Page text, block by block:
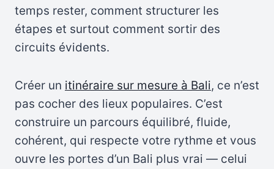
temps rester, comment structurer les
étapes et surtout comment sortir des
circuits évidents.
Créer un itinéraire sur mesure à Bali, ce n’est
pas cocher des lieux populaires. C’est
construire un parcours équilibré, fluide,
cohérent, qui respecte votre rythme et vous
ouvre les portes d’un Bali plus vrai — celui